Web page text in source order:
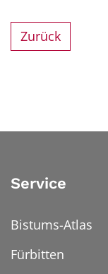
Zurück
Service
Bistums-Atlas
Fürbitten